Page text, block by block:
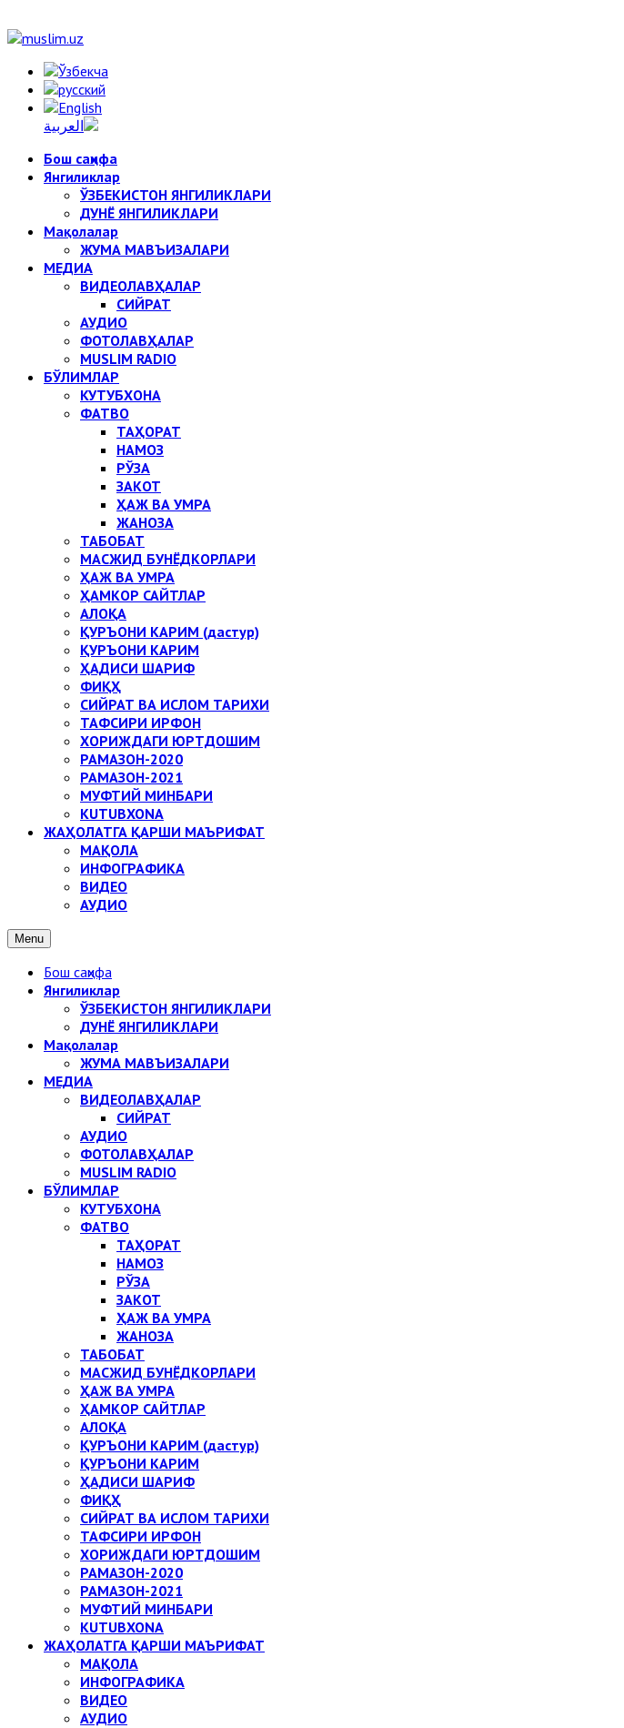
Бош саҳифа
Янгиликлар
ЎЗБЕКИСТОН ЯНГИЛИКЛАРИ
ДУНЁ ЯНГИЛИКЛАРИ
Мақолалар
ЖУМА МАВЪИЗАЛАРИ
МЕДИА
ВИДЕОЛАВҲАЛАР
СИЙРАТ
АУДИО
ФОТОЛАВҲАЛАР
MUSLIM RADIO
БЎЛИМЛАР
КУТУБХОНА
ФАТВО
ТАҲОРАТ
НАМОЗ
РЎЗА
ЗАКОТ
ҲАЖ ВА УМРА
ЖАНОЗА
ТАБОБАТ
МАСЖИД БУНЁДКОРЛАРИ
ҲАЖ ВА УМРА
ҲАМКОР САЙТЛАР
АЛОҚА
ҚУРЪОНИ КАРИМ (дастур)
ҚУРЪОНИ КАРИМ
ҲАДИСИ ШАРИФ
ФИҚҲ
СИЙРАТ ВА ИСЛОМ ТАРИХИ
ТАФСИРИ ИРФОН
ХОРИЖДАГИ ЮРТДОШИМ
РАМАЗОН-2020
РАМАЗОН-2021
МУФТИЙ МИНБАРИ
KUTUBXONA
ЖАҲОЛАТГА ҚАРШИ МАЪРИФАТ
МАҚОЛА
ИНФОГРАФИКА
ВИДЕО
АУДИО
Menu
Бош саҳифа
Янгиликлар
ЎЗБЕКИСТОН ЯНГИЛИКЛАРИ
ДУНЁ ЯНГИЛИКЛАРИ
Мақолалар
ЖУМА МАВЪИЗАЛАРИ
МЕДИА
ВИДЕОЛАВҲАЛАР
СИЙРАТ
АУДИО
ФОТОЛАВҲАЛАР
MUSLIM RADIO
БЎЛИМЛАР
КУТУБХОНА
ФАТВО
ТАҲОРАТ
НАМОЗ
РЎЗА
ЗАКОТ
ҲАЖ ВА УМРА
ЖАНОЗА
ТАБОБАТ
МАСЖИД БУНЁДКОРЛАРИ
ҲАЖ ВА УМРА
ҲАМКОР САЙТЛАР
АЛОҚА
ҚУРЪОНИ КАРИМ (дастур)
ҚУРЪОНИ КАРИМ
ҲАДИСИ ШАРИФ
ФИҚҲ
СИЙРАТ ВА ИСЛОМ ТАРИХИ
ТАФСИРИ ИРФОН
ХОРИЖДАГИ ЮРТДОШИМ
РАМАЗОН-2020
РАМАЗОН-2021
МУФТИЙ МИНБАРИ
KUTUBXONA
ЖАҲОЛАТГА ҚАРШИ МАЪРИФАТ
МАҚОЛА
ИНФОГРАФИКА
ВИДЕО
АУДИО